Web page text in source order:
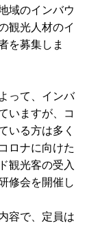
域のインバウ
観光人材のイ
を募集しま
って、インバ
いますが、コ
いる方は多く
ロナに向けた
観光客の受入
修会を開催し
容で、定員は